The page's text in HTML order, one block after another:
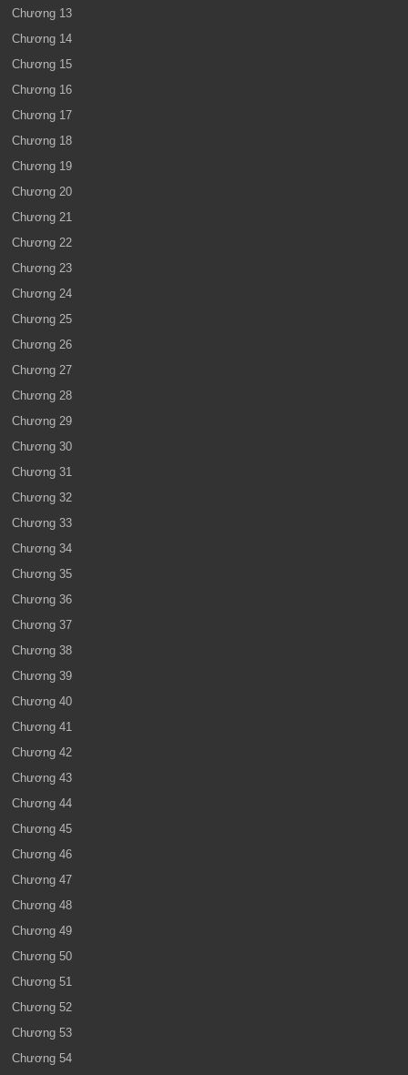
Chương 13
Chương 14
Chương 15
Chương 16
Chương 17
Chương 18
Chương 19
Chương 20
Chương 21
Chương 22
Chương 23
Chương 24
Chương 25
Chương 26
Chương 27
Chương 28
Chương 29
Chương 30
Chương 31
Chương 32
Chương 33
Chương 34
Chương 35
Chương 36
Chương 37
Chương 38
Chương 39
Chương 40
Chương 41
Chương 42
Chương 43
Chương 44
Chương 45
Chương 46
Chương 47
Chương 48
Chương 49
Chương 50
Chương 51
Chương 52
Chương 53
Chương 54